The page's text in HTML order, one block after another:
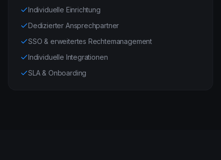
Individuelle Einrichtung
Dedizierter Ansprechpartner
SSO & erweitertes Rechtemanagement
Individuelle Integrationen
SLA & Onboarding